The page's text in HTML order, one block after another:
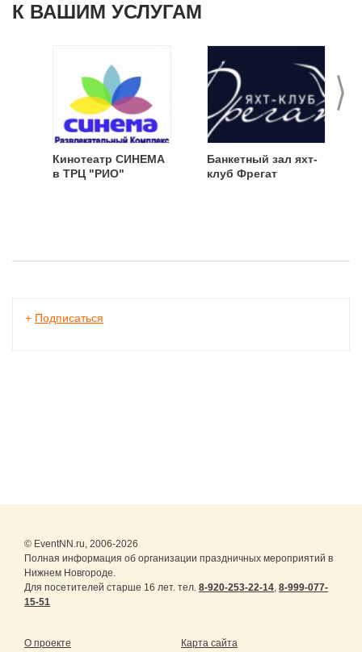
К ВАШИМ УСЛУГАМ
>
Кинотеатр СИНЕМА
в ТРЦ "РИО"
Банкетный зал яхт-
клуб Фрегат
+ Подписаться
© EventNN.ru, 2006-2026
Полная информация об организации праздничных мероприятий в
Нижнем Новгороде.
Для посетителей старше 16 лет. тел. 8-920-253-22-14, 8-999-077-
15-51
О проекте Карта сайта